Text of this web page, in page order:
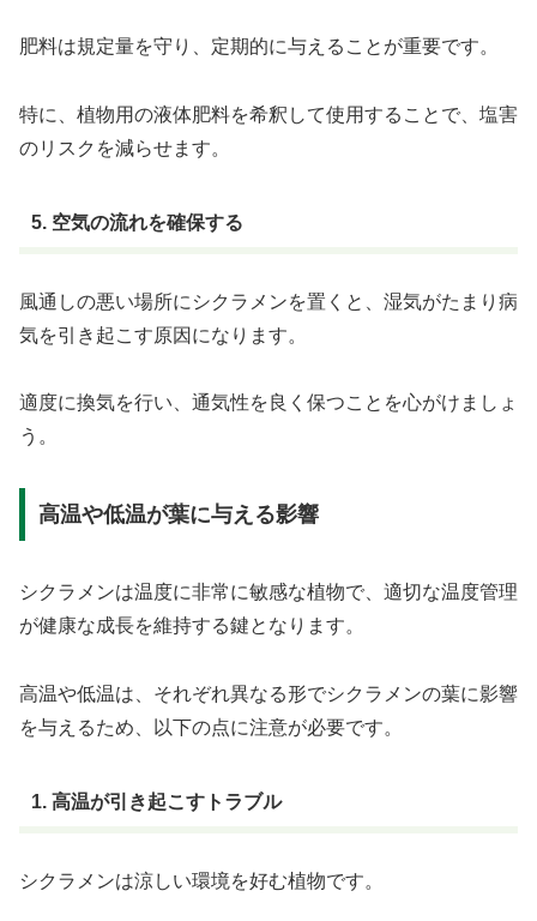
肥料は規定量を守り、定期的に与えることが重要です。
特に、植物用の液体肥料を希釈して使用することで、塩害
のリスクを減らせます。
5. 空気の流れを確保する
風通しの悪い場所にシクラメンを置くと、湿気がたまり病
気を引き起こす原因になります。
適度に換気を行い、通気性を良く保つことを心がけましょ
う。
高温や低温が葉に与える影響
シクラメンは温度に非常に敏感な植物で、適切な温度管理
が健康な成長を維持する鍵となります。
高温や低温は、それぞれ異なる形でシクラメンの葉に影響
を与えるため、以下の点に注意が必要です。
1. 高温が引き起こすトラブル
シクラメンは涼しい環境を好む植物です。